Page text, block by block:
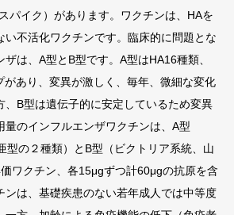
パイク）があります。ワクチンは、HAを
い不活化ワクチンです。臨床的に問題とな
は、A型とB型です。A型はHA16種類、
があり、変異が激しく、毎年、微細な変化
、B型は遺伝子的に安定しているため変異
量のインフルエンザワクチンは、A型
型の２種類）とB型（ビクトリア系統、山
ワクチン、各15μgずつ計60μgの抗原を含
ンは、基礎疾患のない若年成人では中等度